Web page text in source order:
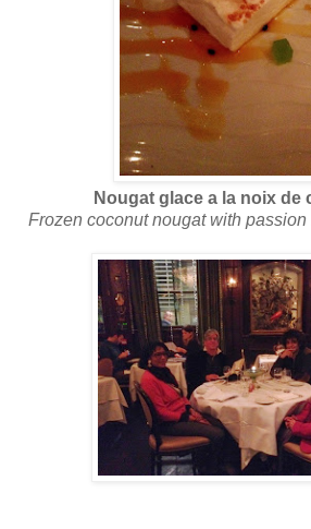
Nougat glace a la noix de
Frozen coconut nougat with